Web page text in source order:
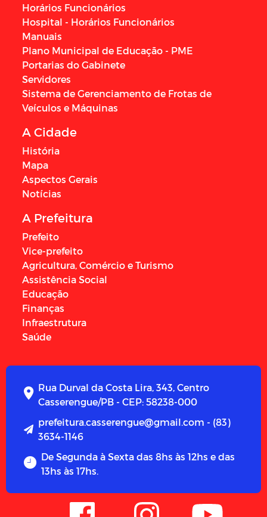
Horários Funcionários
Hospital - Horários Funcionários
Manuais
Plano Municipal de Educação - PME
Portarias do Gabinete
Servidores
Sistema de Gerenciamento de Frotas de
Veículos e Máquinas
A Cidade
História
Mapa
Aspectos Gerais
Notícias
A Prefeitura
Prefeito
Vice-prefeito
Agricultura, Comércio e Turismo
Assistência Social
Educação
Finanças
Infraestrutura
Saúde
Rua Durval da Costa Lira, 343, Centro
Casserengue/PB - CEP: 58238-000
prefeitura.casserengue@gmail.com - (83)
3634-1146
De Segunda à Sexta das 8hs às 12hs e das
13hs às 17hs.